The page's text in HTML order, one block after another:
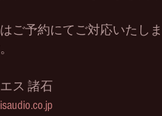
ご予約にてご対応いたし
ス 諸石